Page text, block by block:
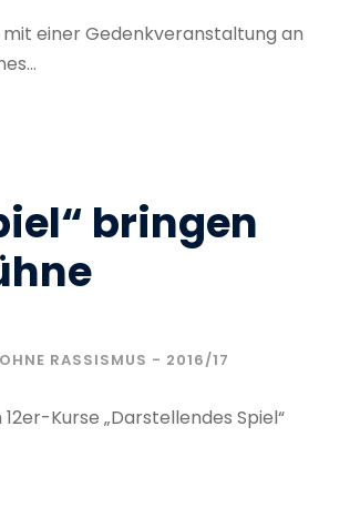
einer Gedenkveranstaltung an
bringen
RASSISMUS - 2016/17
Kurse „Darstellendes Spiel“